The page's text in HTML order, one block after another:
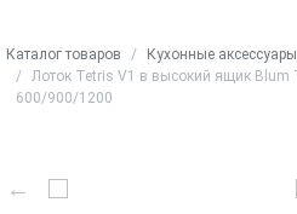
Каталог товаров Кухонные аксессуары
Лоток Tetris V1 в высокий ящик Blum
600/900/1200